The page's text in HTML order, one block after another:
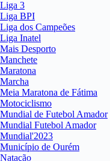
Liga 3
Liga BPI
Liga dos Campeões
Liga Inatel
Mais Desporto
Manchete
Maratona
Marcha
Meia Maratona de Fátima
Motociclismo
Mundial de Futebol Amador
Mundial Futebol Amador
Mundial'2023
Município de Ourém
Natação